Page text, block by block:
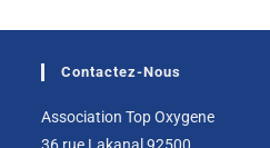
Contactez-Nous
Association Top Oxygene
36 rue Lakanal 92500